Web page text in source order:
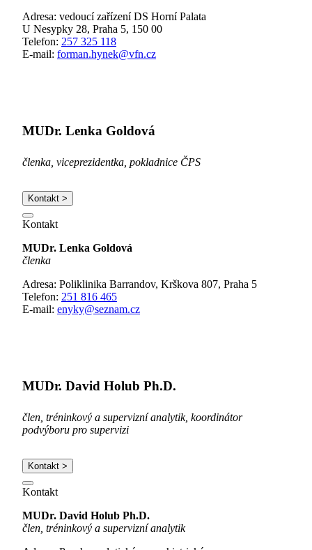
Adresa: vedoucí zařízení DS Horní Palata
U Nesypky 28, Praha 5, 150 00
Telefon: 257 325 118
E-mail: forman.hynek@vfn.cz
MUDr. Lenka Goldová
členka, viceprezidentka, pokladnice ČPS
Kontakt >
Kontakt
MUDr. Lenka Goldová
členka
Adresa: Poliklinika Barrandov, Krškova 807, Praha 5
Telefon: 251 816 465
E-mail: enyky@seznam.cz
MUDr. David Holub Ph.D.
člen, tréninkový a supervizní analytik, koordinátor
podvýboru pro supervizi
Kontakt >
Kontakt
MUDr. David Holub Ph.D.
člen, tréninkový a supervizní analytik